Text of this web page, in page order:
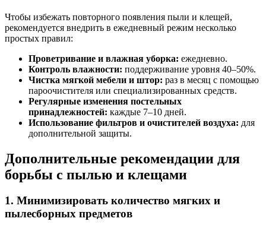
Чтобы избежать повторного появления пыли и клещей,
рекомендуется внедрить в ежедневный режим несколько
простых правил:
Проветривание и влажная уборка: ежедневно.
Контроль влажности: поддерживание уровня 40–50%.
Чистка мягкой мебели и штор: раз в месяц с помощью
пароочистителя или специализированных средств.
Регулярные изменения постельных
принадлежностей: каждые 7–10 дней.
Использование фильтров и очистителей воздуха: для
дополнительной защиты.
Дополнительные рекомендации для
борьбы с пылью и клещами
1. Минимизировать количество мягких и
пылесборных предметов